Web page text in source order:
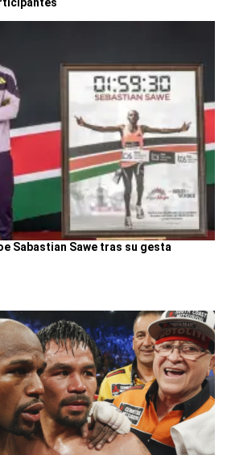
Sabastian Sawe tras su gesta